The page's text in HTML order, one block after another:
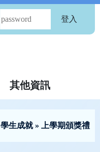
登入
其他資訊
學生成就» 上學期頒獎禮